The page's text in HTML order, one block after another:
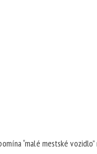
“malé mestské vozidlo”